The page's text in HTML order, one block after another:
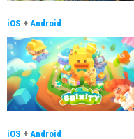
iOS + Android
iOS + Android